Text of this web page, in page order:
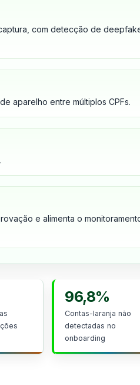
com detecção de
aparelho entre múltiplos CPFs.
e alimenta o
96,8%
Contas-laranja não
detectadas no
onboarding